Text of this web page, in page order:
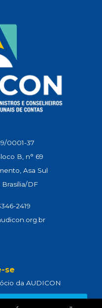
0001-37
B, n° 69
Asa Sul
Brasília/DF
2419
se
da AUDICON